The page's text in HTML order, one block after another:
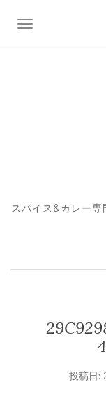
ナビゲーション切
スパイス&カレー
投稿日: